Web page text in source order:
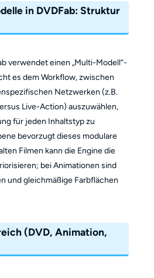
in DVDFab: Struktur
verwendet einen „Multi-Modell“-
es dem Workflow, zwischen
Netzwerken (z.B.
Live-Action) auszuwählen,
für jeden Inhaltstyp zu
bevorzugt dieses modulare
Filmen kann die Engine die
bei Animationen sind
und gleichmäßige Farbflächen
(DVD, Animation,